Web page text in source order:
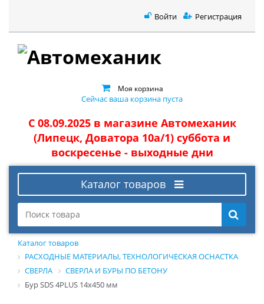
Войти Регистрация
Моя корзина
Сейчас ваша корзина пуста
С 08.09.2025 в магазине Автомеханик
(Липецк, Доватора 10а/1) суббота и
воскресенье - выходные дни
Каталог товаров
Каталог товаров
РАСХОДНЫЕ МАТЕРИАЛЫ, ТЕХНОЛОГИЧЕСКАЯ ОСНАСТКА
СВЕРЛА
СВЕРЛА И БУРЫ ПО БЕТОНУ
Бур SDS 4PLUS 14x450 мм